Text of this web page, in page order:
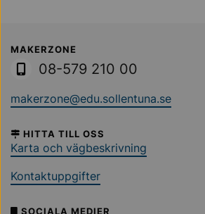
Sollentuna Kommun
MAKERZONE
08-579 210 00
makerzone@edu.sollentuna.se
HITTA TILL OSS
Karta och vägbeskrivning
Kontaktuppgifter
SOCIALA MEDIER